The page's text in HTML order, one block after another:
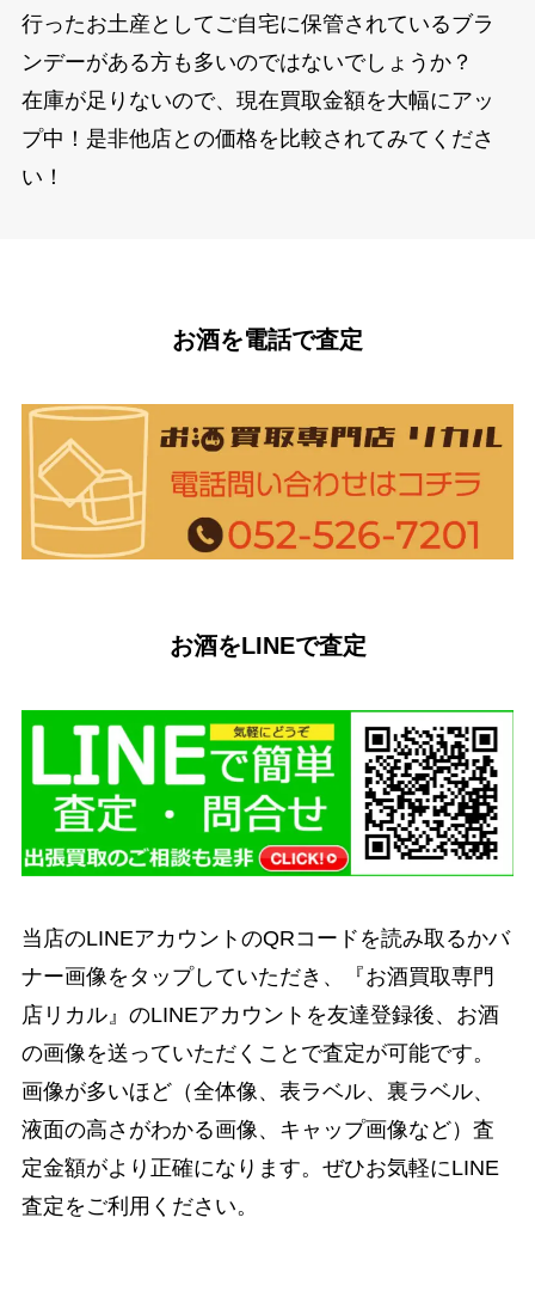
行ったお土産としてご自宅に保管されているブラ
ンデーがある方も多いのではないでしょうか？
在庫が足りないので、現在買取金額を大幅にアッ
プ中！是非他店との価格を比較されてみてくださ
い！
お酒を電話で査定
お酒をLINEで査定
当店のLINEアカウントのQRコードを読み取るかバ
ナー画像をタップしていただき、『お酒買取専門
店リカル』のLINEアカウントを友達登録後、お酒
の画像を送っていただくことで査定が可能です。
画像が多いほど（全体像、表ラベル、裏ラベル、
液面の高さがわかる画像、キャップ画像など）査
定金額がより正確になります。ぜひお気軽にLINE
査定をご利用ください。